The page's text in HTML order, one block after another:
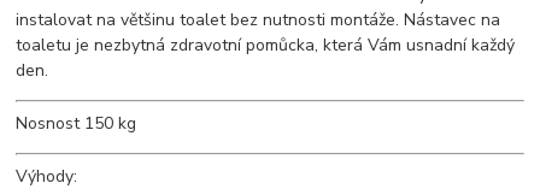
instalovat na většinu toalet bez nutnosti montáže. Nástavec na
toaletu je nezbytná zdravotní pomůcka, která Vám usnadní každý
den.
Nosnost 150 kg
Výhody: